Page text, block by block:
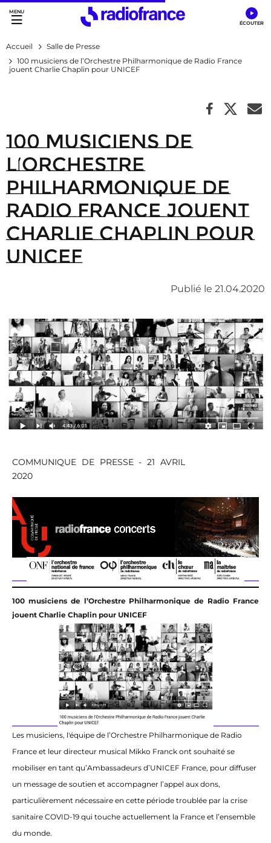
Accès direct :
Menu principal
Contenu
Accueil
Salle de Presse
100 musiciens de l’Orchestre Philharmonique de Radio France
jouent Charlie Chaplin pour UNICEF
100 musiciens de
l’Orchestre
Philharmonique de
Radio France jouent
Charlie Chaplin pour
UNICEF
Publié le 21.04.2020
COMMUNIQUE DE PRESSE - 21 AVRIL
2020
100 musiciens de l’Orchestre Philharmonique de Radio France
jouent Charlie Chaplin pour UNICEF
Les musiciens, l'équipe de l’Orchestre Philharmonique de Radio
France et leur directeur musical Mikko Franck ont souhaité se
mobiliser en tant qu’Ambassadeurs d’UNICEF France, pour diffuser
un message de soutien et accompagner l’appel aux dons,
particulièrement nécessaire en cette période troublée par la crise
sanitaire COVID-19 qui touche actuellement la France et l’ensemble
du monde.